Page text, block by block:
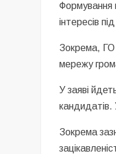
Формування
інтересів
Зокрема, ГО
мережу
У заяві
кандидатів.
Зокрема